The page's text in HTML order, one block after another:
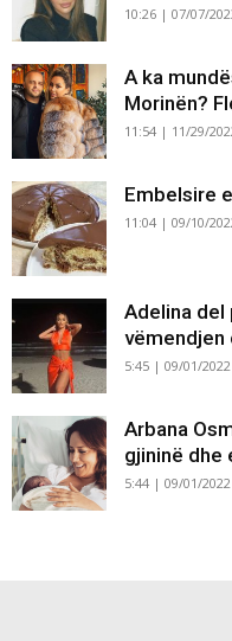
10:26 | 07/07/
A ka
Morinën?
11:54 | 11/29/
Embelsire
11:04 | 09/10/
Adelina
vëmendjen
5:45 | 09/01/2022
Arbana
gjininë dhe
5:44 | 09/01/2022